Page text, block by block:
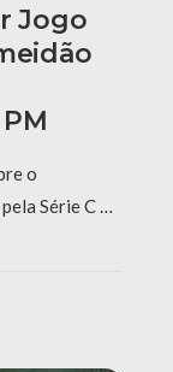
Jogo
o
Série C …